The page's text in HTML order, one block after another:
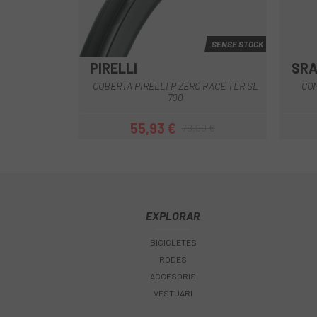
SENSE STOCK
PIRELLI
COBERTA PIRELLI P ZERO RACE TLR SL
700
Preu
55,93 €Preu regular
EXPLORAR
BICICLETES
RODES
ACCESORIS
VESTUARI